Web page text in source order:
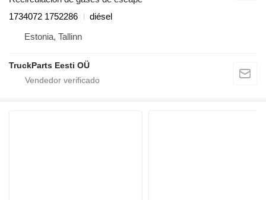
1734072 1752286
diésel
Estonia, Tallinn
TruckParts Eesti OÜ